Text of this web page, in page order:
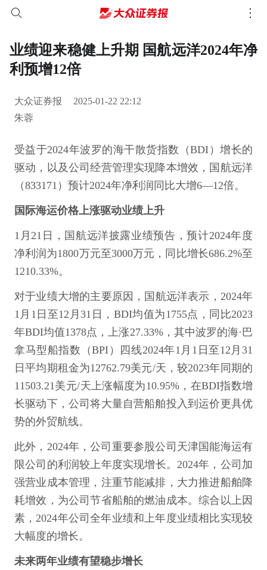
业绩迎来稳健上升期 国航远洋2024年净
利预增12倍
大众证券报
2025-01-22 22:12
朱蓉
受益于2024年波罗的海干散货指数（BDI）增长的
驱动，以及公司经营管理实现降本增效，国航远洋
（833171）预计2024年净利润同比大增6—12倍。
国际海运价格上涨驱动业绩上升
1月21日，国航远洋披露业绩预告，预计2024年度
净利润为1800万元至3000万元，同比增长686.2%至
1210.33%。
对于业绩大增的主要原因，国航远洋表示，2024年
1月1日至12月31日，BDI均值为1755点，同比2023
年BDI均值1378点，上涨27.33%，其中波罗的海·巴
拿马型船指数（BPI）四线2024年1月1日至12月31
日平均期租金为12762.79美元/天，较2023年同期的
11503.21美元/天上涨幅度为10.95%，在BDI指数增
长驱动下，公司将大量自营船舶投入到运价更具优
势的外贸航线。
此外，2024年，公司重要参股公司天津国能海运有
限公司的利润较上年度实现增长。2024年，公司加
强营业成本管理，注重节能减排，大力推进船舶降
耗增效，为公司节省船舶的燃油成本。综合以上因
素，2024年公司全年业绩和上年度业绩相比实现较
大幅度的增长。
未来两年业绩有望稳步增长